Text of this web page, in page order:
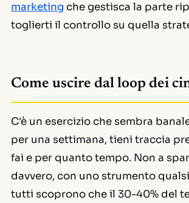
marketing che gestisca la parte
toglierti il controllo su quella
Come uscire dal loop dei
C'è un esercizio che sembra
per una settimana, tieni traccia
fai e per quanto tempo. Non a
davvero, con uno strumento
tutti scoprono che il 30-40% del